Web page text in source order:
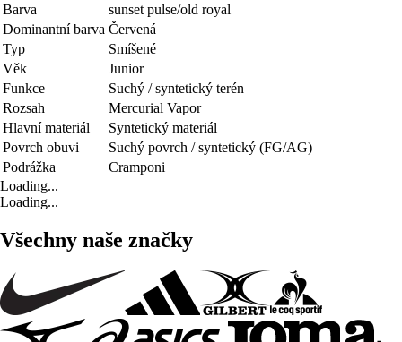
Barva
sunset pulse/old royal
Dominantní barva Červená
Typ
Smíšené
Věk
Junior
Funkce
Suchý / syntetický terén
Rozsah
Mercurial Vapor
Hlavní materiál
Syntetický materiál
Povrch obuvi
Suchý povrch / syntetický (FG/AG)
Podrážka
Cramponi
Loading...
Loading...
Všechny naše značky